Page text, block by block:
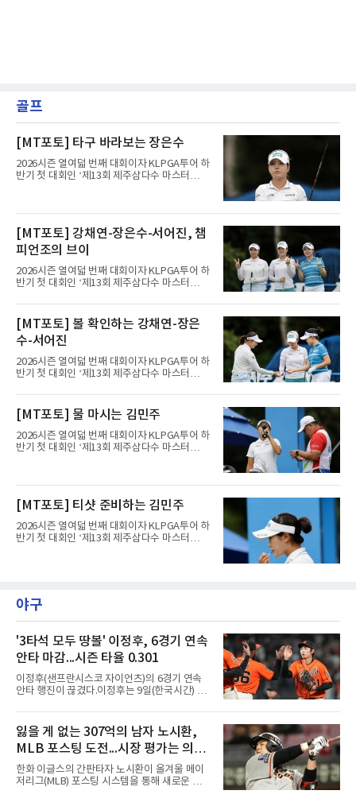
골프
[MT포토] 타구 바라보는 장은수
2026시즌 열여덟 번째 대회이자 KLPGA투어 하
반기 첫 대회인 ‘제13회 제주삼다수 마스터
트(파72/6,767야드)에서 열리고 있다.9일 현재
홀에서 경기하고 있다.
[MT포토] 강채연-장은수-서어진, 챔
피언조의 브이
2026시즌 열여덟 번째 대회이자 KLPGA투어 하
반기 첫 대회인 ‘제13회 제주삼다수 마스터
제주도 서귀포시에 위치한 테디밸리 골프앤리조
트(파72/6,767야드)에서 열리고 있다.9일 현재
최종라운드 경기가 펼쳐지고 있다.장은수가 1번
홀에서 경기하고 있다.
[MT포토] 볼 확인하는 강채연-장은
수-서어진
2026시즌 열여덟 번째 대회이자 KLPGA투어 하
반기 첫 대회인 ‘제13회 제주삼다수 마스터
제주도 서귀포시에 위치한 테디밸리 골프앤리조
트(파72/6,767야드)에서 열리고 있다.9일 현재
최종라운드 경기가 펼쳐지고 있다.장은수가 1번
홀에서 경기하고 있다.
[MT포토] 물 마시는 김민주
2026시즌 열여덟 번째 대회이자 KLPGA투어 하
반기 첫 대회인 ‘제13회 제주삼다수 마스터
트(파72/6,767야드)에서 열리고 있다.9일 현재
리)가 1번 홀에서 경기하고 있다.
[MT포토] 티샷 준비하는 김민주
2026시즌 열여덟 번째 대회이자 KLPGA투어 하
반기 첫 대회인 ‘제13회 제주삼다수 마스터
리)가 1번 홀에서 경기하고 있다.
야구
'3타석 모두 땅볼' 이정후, 6경기 연속
안타 마감...시즌 타율 0.301
이정후(샌프란시스코 자이언츠)의 6경기 연속
안타 행진이 끊겼다.이정후는 9일(한국시간) 미
트로이트 타이거스와의 홈경기에 2번 타자 우익
수로 출전해 3타수 무안타에 그쳤다. 시즌 타율
은 0.301로 하락했다. 1회와 4회 유격수 땅볼, 7
회 2루수 땅볼로 물러났고 9회초 대수비와 교체
됐다.샌프란시스코는 팀 전체가 2안타에 묶인
데다 7회 6실점이 겹쳐 0-8로 졌다.샌디에이고
파드리스 송성문은 휴스턴 애스트로스와의 홈경
잃을 게 없는 307억의 남자 노시환,
MLB 포스팅 도전...시장 평가는 의외
일 수 있어
한화 이글스의 간판타자 노시환이 올겨울 메이
저리그(MLB) 포스팅 시스템을 통해 새로운 도전